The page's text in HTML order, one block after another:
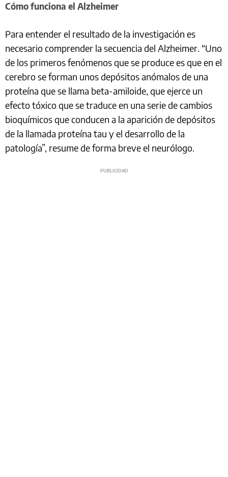
Cómo funciona el Alzheimer
Para entender el resultado de la investigación es
necesario comprender la secuencia del Alzheimer. “Uno
de los primeros fenómenos que se produce es que en el
cerebro se forman unos depósitos anómalos de una
proteína que se llama beta-amiloide, que ejerce un
efecto tóxico que se traduce en una serie de cambios
bioquímicos que conducen a la aparición de depósitos
de la llamada proteína tau y el desarrollo de la
patología”, resume de forma breve el neurólogo.